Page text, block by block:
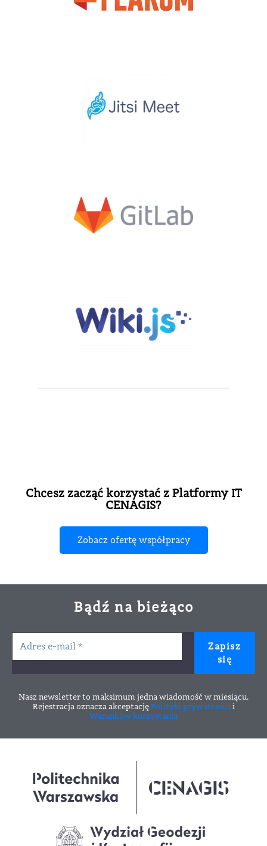
Chcesz zacząć korzystać z Platformy IT
CENAGIS?
Zobacz ofertę współpracy
Bądź na bieżąco
Nasz newsletter to maksimum jedna wiadomość w miesiącu.
Rejestracja oznacza akceptacjęPolityki prywatności i
Warunków korzystania